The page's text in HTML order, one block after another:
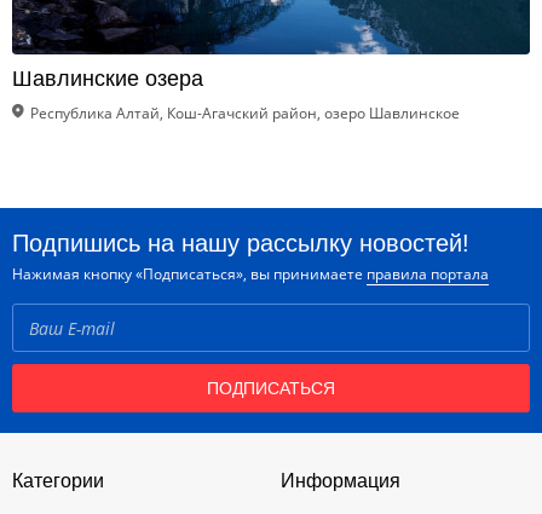
Шавлинские озера
Республика Алтай, Кош-Агачский район, озеро Шавлинское
Подпишись на нашу рассылку новостей!
Нажимая кнопку «Подписаться», вы принимаете правила портала
ПОДПИСАТЬСЯ
Категории Информация